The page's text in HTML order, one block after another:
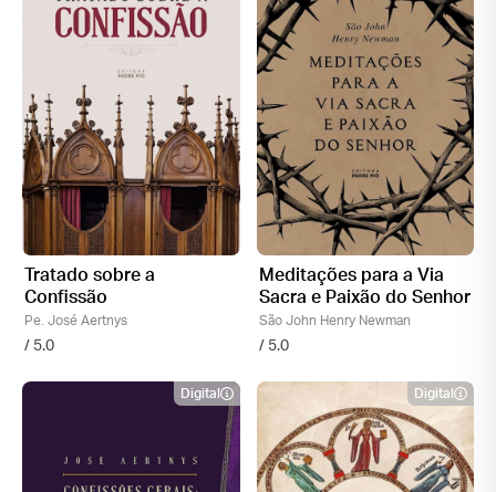
Tratado sobre a
Confissão
Pe. José Aertnys
/ 5.0
Meditações para a Via
Sacra e Paixão do Senhor
São John Henry Newman
/ 5.0
Digital Digital